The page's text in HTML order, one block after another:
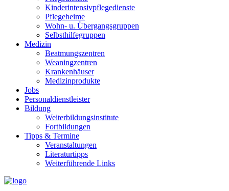
Kinderintensivpflegedienste
Pflegeheime
Wohn- u. Übergangsgruppen
Selbsthilfegruppen
Medizin
Beatmungszentren
Weaningzentren
Krankenhäuser
Medizinprodukte
Jobs
Personaldienstleister
Bildung
Weiterbildungsinstitute
Fortbildungen
Tipps & Termine
Veranstaltungen
Literaturtipps
Weiterführende Links